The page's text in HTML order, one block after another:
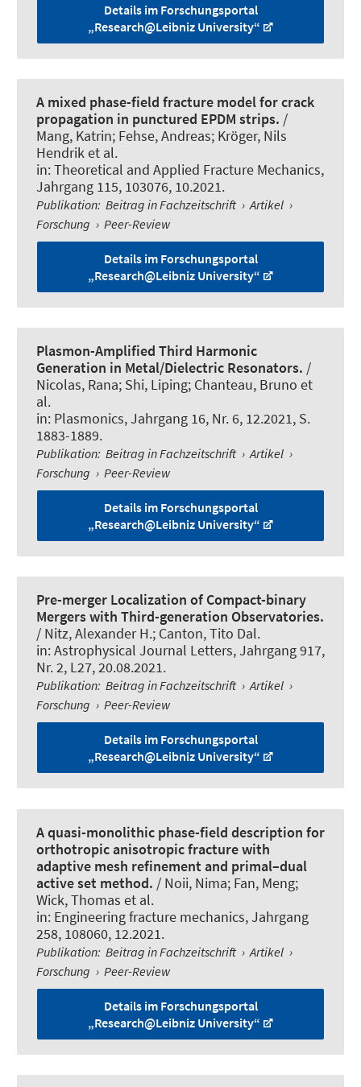
Details im Forschungsportal
„Research@Leibniz University“
A mixed phase-field fracture model for crack
propagation in punctured EPDM strips. /
Mang, Katrin; Fehse, Andreas; Kröger, Nils
Hendrik et al.
in:Theoretical and Applied Fracture Mechanics,
Jahrgang 115, 103076, 10.2021.
Publikation: Beitrag in Fachzeitschrift › Artikel ›
Forschung › Peer-Review
Details im Forschungsportal
„Research@Leibniz University“
Plasmon-Amplified Third Harmonic
Generation in Metal/Dielectric Resonators. /
Nicolas, Rana; Shi, Liping; Chanteau, Bruno et
al.
in: Plasmonics, Jahrgang 16, Nr. 6, 12.2021, S.
1883-1889.
Publikation: Beitrag in Fachzeitschrift › Artikel ›
Forschung › Peer-Review
Details im Forschungsportal
„Research@Leibniz University“
Pre-merger Localization of Compact-binary
Mergers with Third-generation Observatories.
/ Nitz, Alexander H.; Canton, Tito Dal.
in:Astrophysical Journal Letters, Jahrgang 917,
Nr. 2, L27, 20.08.2021.
Publikation: Beitrag in Fachzeitschrift › Artikel ›
Forschung › Peer-Review
Details im Forschungsportal
„Research@Leibniz University“
A quasi-monolithic phase-field description for
orthotropic anisotropic fracture with
adaptive mesh refinement and primal–dual
active set method. / Noii, Nima; Fan, Meng;
Wick, Thomas et al.
in: Engineering fracture mechanics, Jahrgang
258, 108060, 12.2021.
Publikation: Beitrag in Fachzeitschrift › Artikel ›
Forschung › Peer-Review
Details im Forschungsportal
„Research@Leibniz University“